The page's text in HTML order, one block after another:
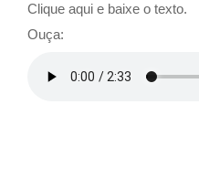
Clique aqui e baixe o texto.
Ouça: